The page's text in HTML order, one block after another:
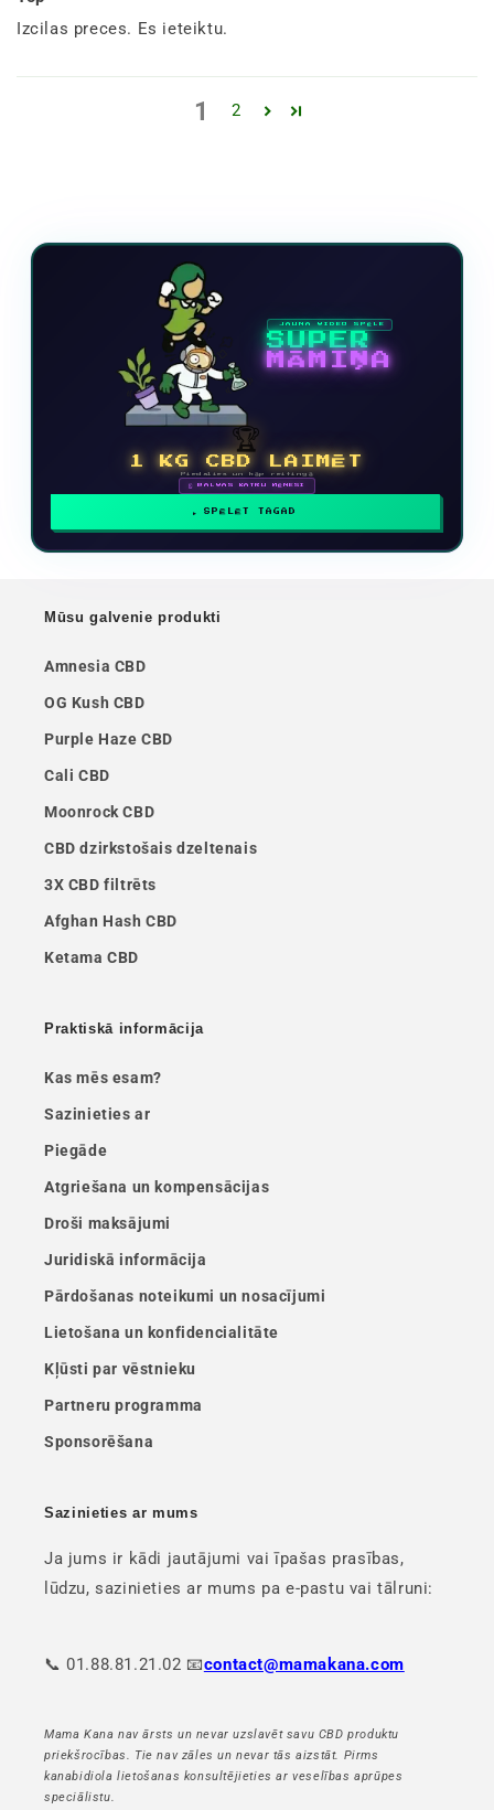
Izcilas preces. Es ieteiktu.
1 2
JAUNA VIDEO SPĒLE
SUPER
MĀMIŅA
🏆
1 KG CBD LAIMĒT
Piedalies un kāp reitingā
🗓 BALVAS KATRU MĒNESI
SPĒLĒT TAGAD
Mūsu galvenie produkti
Amnesia CBD
OG Kush CBD
Purple Haze CBD
Cali CBD
Moonrock CBD
CBD dzirkstošais dzeltenais
3X CBD filtrēts
Afghan Hash CBD
Ketama CBD
Praktiskā informācija
Kas mēs esam?
Sazinieties ar
Piegāde
Atgriešana un kompensācijas
Droši maksājumi
Juridiskā informācija
Pārdošanas noteikumi un nosacījumi
Lietošana un konfidencialitāte
Kļūsti par vēstnieku
Partneru programma
Sponsorēšana
Sazinieties ar mums
Ja jums ir kādi jautājumi vai īpašas prasības,
lūdzu, sazinieties ar mums pa e-pastu vai tālruni:
📞 01.88.81.21.02 📧contact@mamakana.com
Mama Kana nav ārsts un nevar uzslavēt savu CBD produktu
priekšrocības. Tie nav zāles un nevar tās aizstāt. Pirms
kanabidiola lietošanas konsultējieties ar veselības aprūpes
speciālistu.